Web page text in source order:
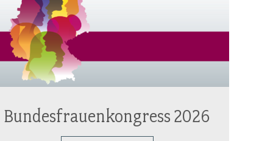
Bundesfrauenkongress 2026